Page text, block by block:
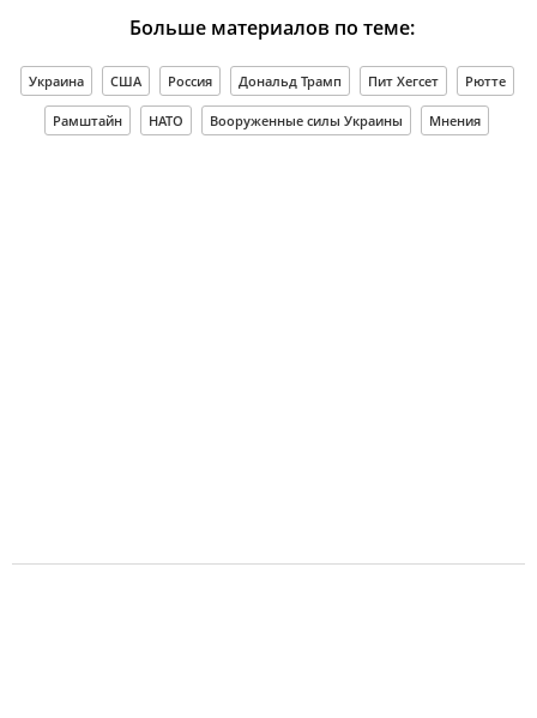
Больше материалов по теме:
Украина США Россия Дональд Трамп Пит Хегсет Рютте
Рамштайн НАТО Вооруженные силы Украины Мнения